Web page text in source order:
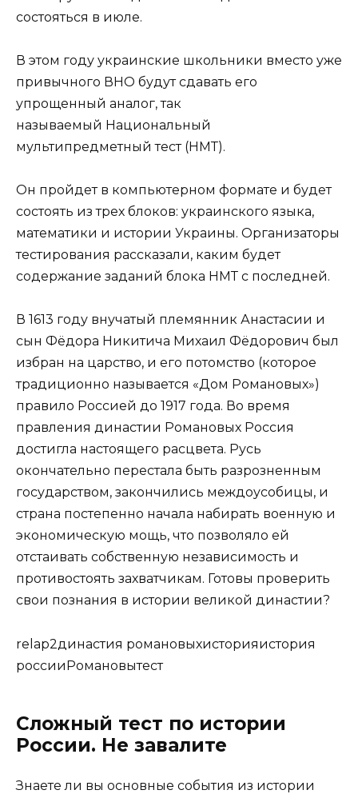
состояться в июле.
В этом году украинские школьники вместо уже
привычного ВНО будут сдавать его
упрощенный аналог, так
называемый Национальный
мультипредметный тест (НМТ).
Он пройдет в компьютерном формате и будет
состоять из трех блоков: украинского языка,
математики и истории Украины. Организаторы
тестирования рассказали, каким будет
содержание заданий блока НМТ с последней.
В 1613 году внучатый племянник Анастасии и
сын Фёдора Никитича Михаил Фёдорович был
избран на царство, и его потомство (которое
традиционно называется «Дом Романовых»)
правило Россией до 1917 года. Во время
правления династии Романовых Россия
достигла настоящего расцвета. Русь
окончательно перестала быть разрозненным
государством, закончились междоусобицы, и
страна постепенно начала набирать военную и
экономическую мощь, что позволяло ей
отстаивать собственную независимость и
противостоять захватчикам. Готовы проверить
свои познания в истории великой династии?
relap2династия романовыхисторияистория
россииРомановытест
Сложный тест по истории
России. Не завалите
Знаете ли вы основные события из истории